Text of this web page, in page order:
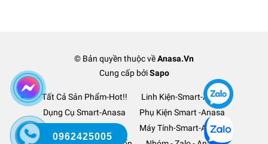
© Bản quyền thuộc vềAnasa.Vn
Cung cấp bởi Sapo
Tất Cả Sản Phẩm-Hot!!
Linh Kiện-Smart-Anasa
Dụng Cụ Smart-Anasa
Phụ Kiện Smart -Anasa
Ô Tô Xe Hơi TM-Anasa
Máy Tính-Smart-Anasa
0962425005